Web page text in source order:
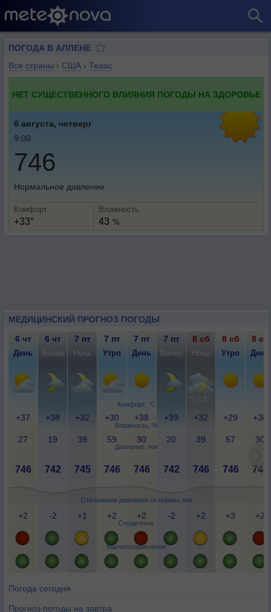
ПОГОДА В АЛЛЕНЕ
Все страны › США › Техас
НЕТ СУЩЕСТВЕННОГО ВЛИЯНИЯ ПОГОДЫ НА ЗДОРОВЬЕ
6 августа, четверг
9:00
746
Нормальное давление
Комфорт
+33°
Влажность
43 %
МЕДИЦИНСКИЙ ПРОГНОЗ ПОГОДЫ
Комфорт, °C
Влажность, %
Давление, мм
Отклонение давления от нормы, мм
Сердечные
Магнитозависимые
6 чт 6 чт 7 пт 7 пт 7 пт 7 пт 8 сб 8 сб 8 сб
День Вечер Ночь Утро День Вечер Ночь Утро День
+37 +38 +32 +30 +38 +39 +32 +29 +38
27 19 39 59 30 20 39 57 30
746 742 745 746 746 742 746 746 746
+2 -2 +1 +2 +2 -2 +2 +3 +2
Погода сегодня
Прогноз погоды на завтра